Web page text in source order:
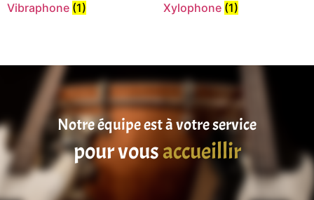
Vibraphone (1) Xylophone (1)
Notre équipe est à votre service
pour vousaccueillir
satisfaire